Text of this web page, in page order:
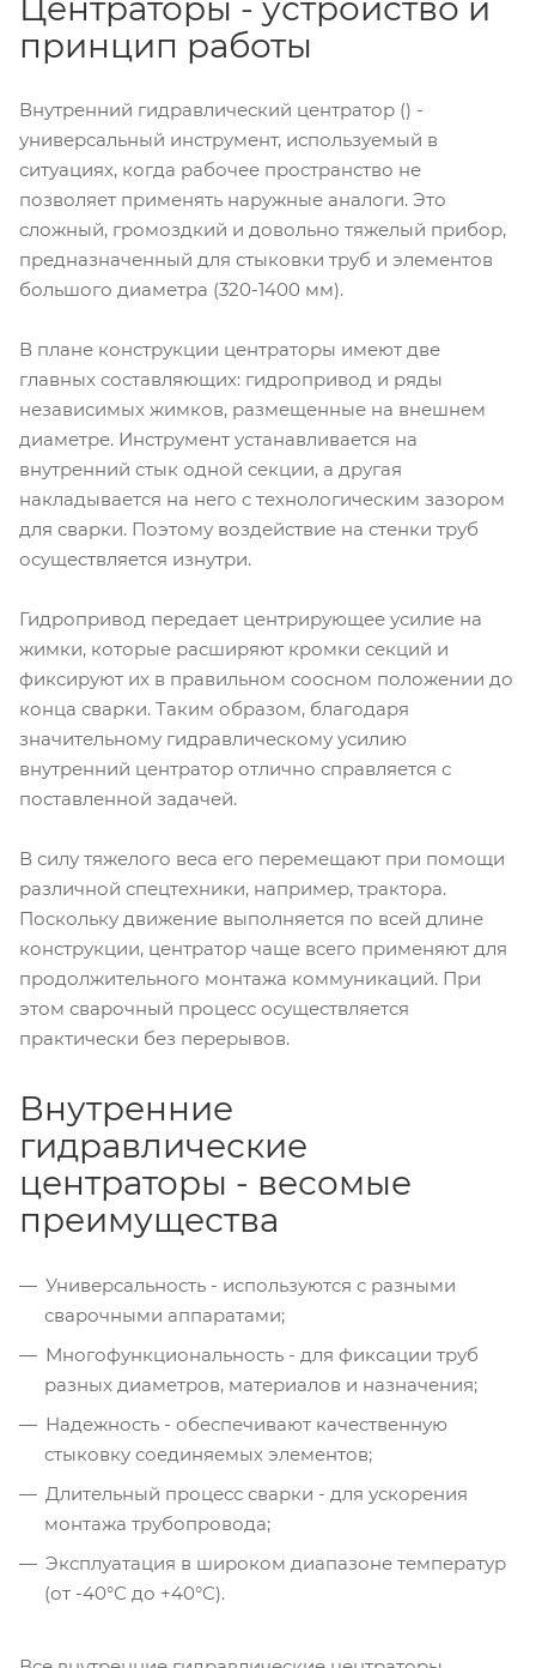
Центраторы - устройство и
принцип работы
Внутренний гидравлический центратор () -
универсальный инструмент, используемый в
ситуациях, когда рабочее пространство не
позволяет применять наружные аналоги. Это
сложный, громоздкий и довольно тяжелый прибор,
предназначенный для стыковки труб и элементов
большого диаметра (320-1400 мм).
В плане конструкции центраторы имеют две
главных составляющих: гидропривод и ряды
независимых жимков, размещенные на внешнем
диаметре. Инструмент устанавливается на
внутренний стык одной секции, а другая
накладывается на него с технологическим зазором
для сварки. Поэтому воздействие на стенки труб
осуществляется изнутри.
Гидропривод передает центрирующее усилие на
жимки, которые расширяют кромки секций и
фиксируют их в правильном соосном положении до
конца сварки. Таким образом, благодаря
значительному гидравлическому усилию
внутренний центратор отлично справляется с
поставленной задачей.
В силу тяжелого веса его перемещают при помощи
различной спецтехники, например, трактора.
Поскольку движение выполняется по всей длине
конструкции, центратор чаще всего применяют для
продолжительного монтажа коммуникаций. При
этом сварочный процесс осуществляется
практически без перерывов.
Внутренние
гидравлические
центраторы - весомые
преимущества
Универсальность - используются с разными
сварочными аппаратами;
Многофункциональность - для фиксации труб
разных диаметров, материалов и назначения;
Надежность - обеспечивают качественную
стыковку соединяемых элементов;
Длительный процесс сварки - для ускорения
монтажа трубопровода;
Эксплуатация в широком диапазоне температур
(от -40°С до +40°С).